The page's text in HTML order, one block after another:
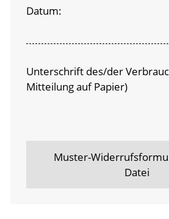
Datum:
Unterschrift des/der
Mitteilung auf Papier)
Muster-
Datei